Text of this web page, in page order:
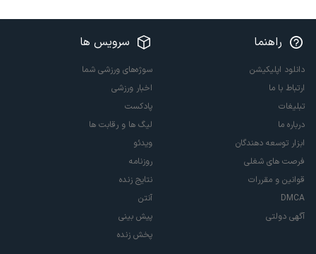
راهنما
دانلود اپلیکیشن
ارتباط با ما
تبلیغات
درباره ما
ابزار توسعه دهندگان
فرصت های شغلی
قوانین و مقررات
DMCA
آگهی دولتی
سرویس ها
سوژه‌های ورزشی شما
اخبار ورزشی
پادکست
لیگ ها و رقابت ها
ویدئو
روزنامه
نتایج زنده
آنتن
پیش بینی
پخش زنده